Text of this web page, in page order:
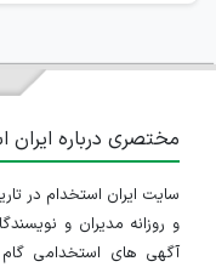
مختصری درباره ایران
و روزانه مدیران و
آگهی های استخدامی